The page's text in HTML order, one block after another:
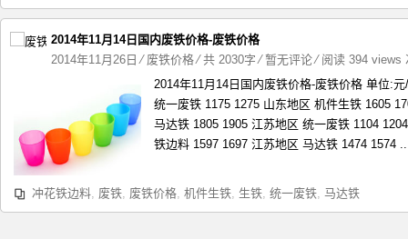
2014年11月14日国内废铁价格-废铁价格
2014年11月26日 ⁄ 废铁价格⁄ 共 2030字⁄暂无评论⁄ 阅读 394 views
2014年11月14日国内废铁价格-废铁价格 单位:
统一废铁 1175 1275 山东地区 机件生铁 1605
马达铁 1805 1905 江苏地区 统一废铁 1104
铁边料 1597 1697 江苏地区 马达铁 1474 1574
冲花铁边料, 废铁, 废铁价格, 机件生铁, 生铁, 统一废铁, 马达铁